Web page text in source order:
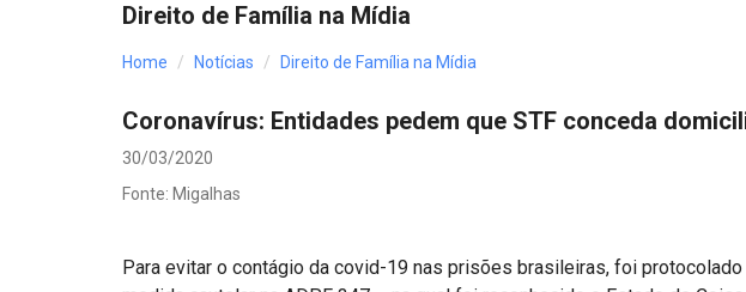
Processos - IBDFAM
Direito de Família na Mídia
Home Notícias Direito de Família na Mídia
Coronavírus: Entidades pedem que STF conceda
30/03/2020
Fonte: Migalhas
Para evitar o contágio da covid-19 nas prisões brasileiras, foi